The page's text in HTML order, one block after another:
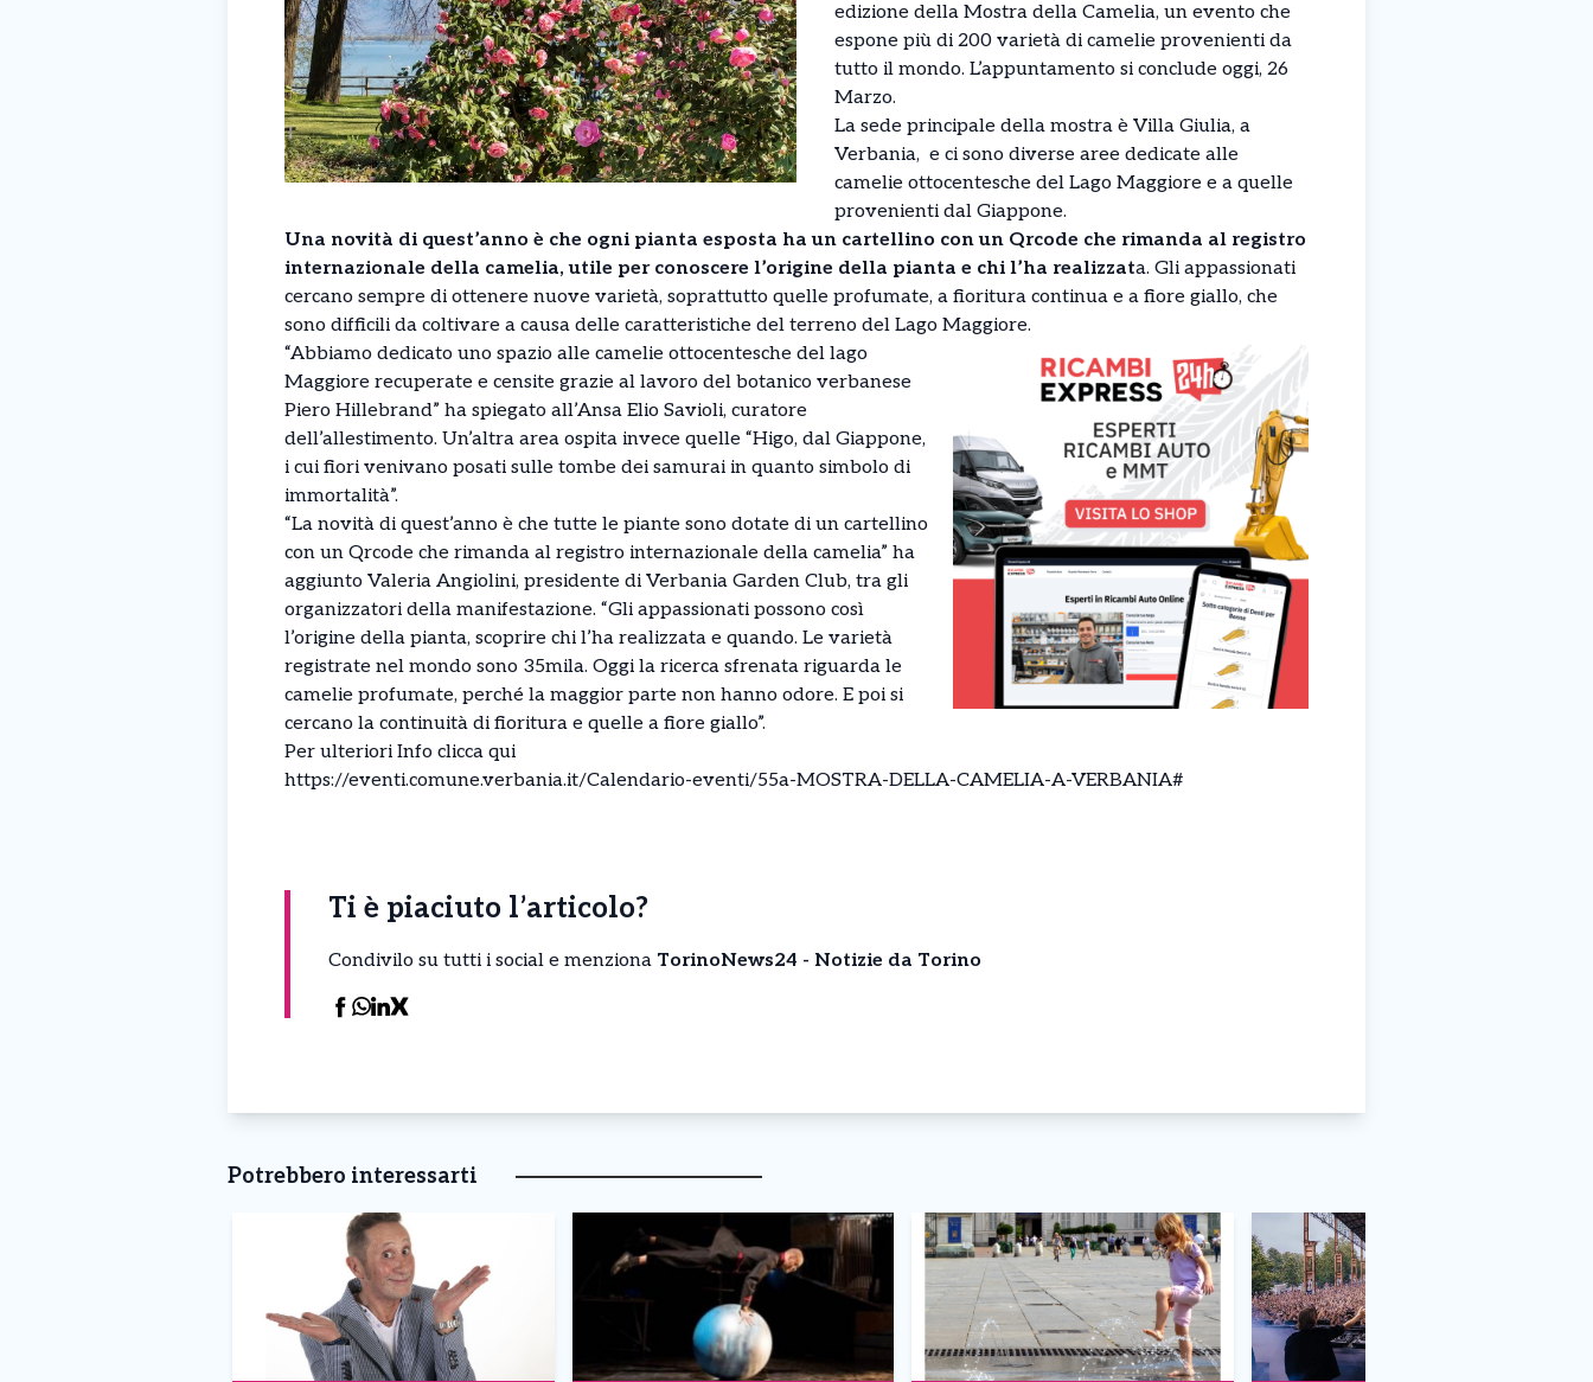
edizione della Mostra della Camelia, un evento che
espone più di 200 varietà di camelie provenienti da
tutto il mondo. L’appuntamento si conclude oggi, 26
Marzo.
La sede principale della mostra è Villa Giulia, a
Verbania, e ci sono diverse aree dedicate alle
camelie ottocentesche del Lago Maggiore e a quelle
provenienti dal Giappone.
Una novità di quest’anno è che ogni pianta esposta ha un cartellino con un Qrcode che rimanda al registro
internazionale della camelia, utile per conoscere l’origine della pianta e chi l’ha realizzata. Gli appassionati
cercano sempre di ottenere nuove varietà, soprattutto quelle profumate, a fioritura continua e a fiore giallo, che
sono difficili da coltivare a causa delle caratteristiche del terreno del Lago Maggiore.
“Abbiamo dedicato uno spazio alle camelie ottocentesche del lago
Maggiore recuperate e censite grazie al lavoro del botanico verbanese
Piero Hillebrand” ha spiegato all’Ansa Elio Savioli, curatore
dell’allestimento. Un’altra area ospita invece quelle “Higo, dal Giappone,
i cui fiori venivano posati sulle tombe dei samurai in quanto simbolo di
immortalità”.
“La novità di quest’anno è che tutte le piante sono dotate di un cartellino
con un Qrcode che rimanda al registro internazionale della camelia” ha
aggiunto Valeria Angiolini, presidente di Verbania Garden Club, tra gli
organizzatori della manifestazione. “Gli appassionati possono così
l’origine della pianta, scoprire chi l’ha realizzata e quando. Le varietà
registrate nel mondo sono 35mila. Oggi la ricerca sfrenata riguarda le
camelie profumate, perché la maggior parte non hanno odore. E poi si
cercano la continuità di fioritura e quelle a fiore giallo”.
Per ulteriori Info clicca qui
https://eventi.comune.verbania.it/Calendario-eventi/55a-MOSTRA-DELLA-CAMELIA-A-VERBANIA#
Ti è piaciuto l’articolo?
Condivilo su tutti i social e menziona TorinoNews24 - Notizie da Torino
Potrebbero interessarti